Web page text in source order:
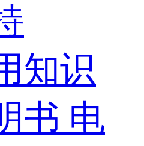
知识
书 电